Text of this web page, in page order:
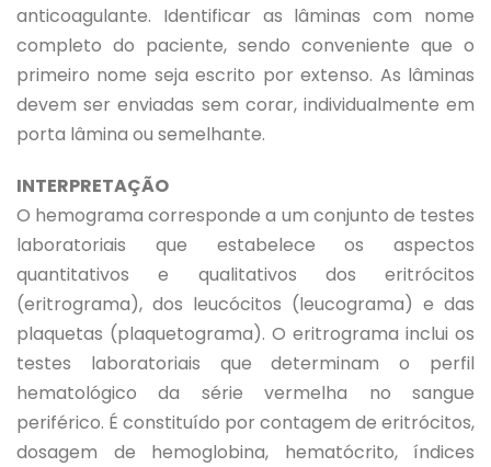
anticoagulante. Identificar as lâminas com nome
completo do paciente, sendo conveniente que o
primeiro nome seja escrito por extenso. As lâminas
devem ser enviadas sem corar, individualmente em
porta lâmina ou semelhante.
INTERPRETAÇÃO
O hemograma corresponde a um conjunto de testes
laboratoriais que estabelece os aspectos
quantitativos e qualitativos dos eritrócitos
(eritrograma), dos leucócitos (leucograma) e das
plaquetas (plaquetograma). O eritrograma inclui os
testes laboratoriais que determinam o perfil
hematológico da série vermelha no sangue
periférico. É constituído por contagem de eritrócitos,
dosagem de hemoglobina, hematócrito, índices